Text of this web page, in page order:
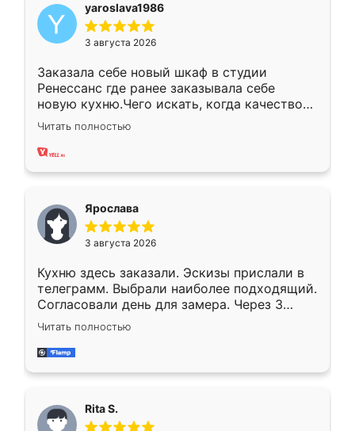
yaroslava1986
3 августа 2026
Заказала себе новый шкаф в студии
Ренессанс где ранее заказывала себе
новую кухню.Чего искать, когда качеством
вполне довольна. Служит кухня уже почти
два года, нареканий нет.
Читать полностью
Ярослава
3 августа 2026
Кухню здесь заказали. Эскизы прислали в
телеграмм. Выбрали наиболее подходящий.
Согласовали день для замера. Через 3
недели кухня была уже готова. Остались
довольны работой. Спасибо Ренессанс
мебель за качественную работу!
Читать полностью
Rita S.